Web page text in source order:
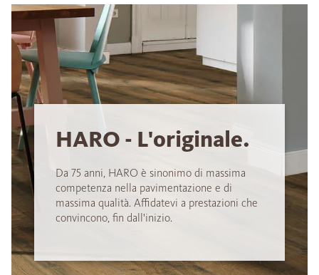
HARO - L'originale.
Da 75 anni, HARO è sinonimo di massima
competenza nella pavimentazione e di
massima qualità. Affidatevi a prestazioni che
convincono, fin dall'inizio.